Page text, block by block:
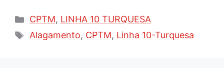
Categorias
CPTM, LINHA 10 TURQUESA
Tags
Alagamento, CPTM, Linha 10-Turquesa